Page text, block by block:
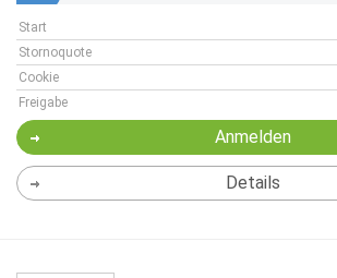
Start
Stornoquote
Cookie
Freigabe
Anmelden
Details